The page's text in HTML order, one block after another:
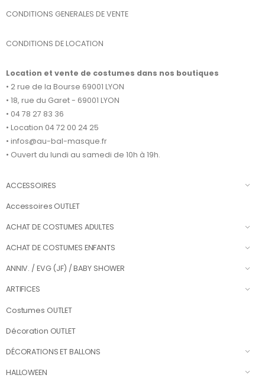
CONDITIONS GENERALES DE VENTE
CONDITIONS DE LOCATION
Location et vente de costumes dans nos boutiques
• 2 rue de la Bourse 69001 LYON
• 18, rue du Garet - 69001 LYON
• 04 78 27 83 36
• Location 04 72 00 24 25
• infos@au-bal-masque.fr
• Ouvert du lundi au samedi de 10h à 19h.
ACCESSOIRES
Accessoires OUTLET
ACHAT DE COSTUMES ADULTES
ACHAT DE COSTUMES ENFANTS
ANNIV. / EVG (JF) / BABY SHOWER
ARTIFICES
Costumes OUTLET
Décoration OUTLET
DÉCORATIONS ET BALLONS
HALLOWEEN